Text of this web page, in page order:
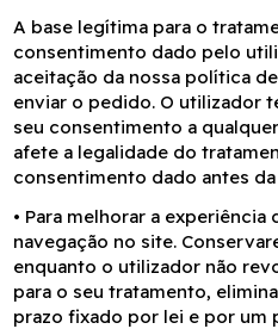
A base legítima para o
consentimento dado pelo
aceitação da nossa política
enviar o pedido. O utilizador
seu consentimento a
afete a legalidade do
consentimento dado antes
• Para melhorar a
navegação no site.
enquanto o utilizador não
para o seu tratamento,
prazo fixado por lei e por um